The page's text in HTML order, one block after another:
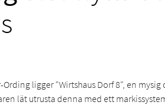
Ording ligger "Wirtshaus Dorf 8", en
lät utrusta denna med ett